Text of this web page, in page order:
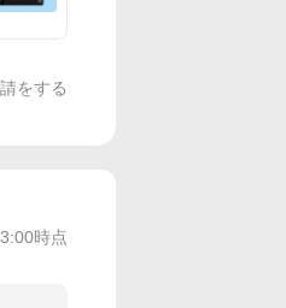
をする
時点